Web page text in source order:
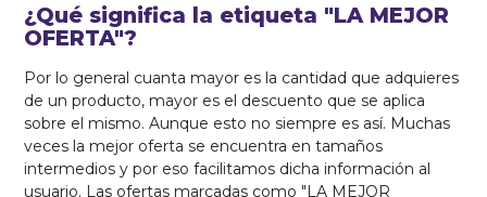
¿Qué significa la etiqueta "LA MEJOR
OFERTA"?
Por lo general cuanta mayor es la cantidad que adquieres
de un producto, mayor es el descuento que se aplica
sobre el mismo. Aunque esto no siempre es así. Muchas
veces la mejor oferta se encuentra en tamaños
intermedios y por eso facilitamos dicha información al
usuario. Las ofertas marcadas como "LA MEJOR